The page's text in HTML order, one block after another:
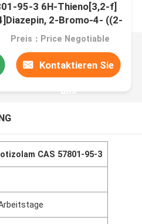
95-3 6H-Thieno[3,2-f]
2-Bromo-4- ((2-
Preis：Price Negotiable
Kontaktieren Sie
uns
CAS 57801-95-3